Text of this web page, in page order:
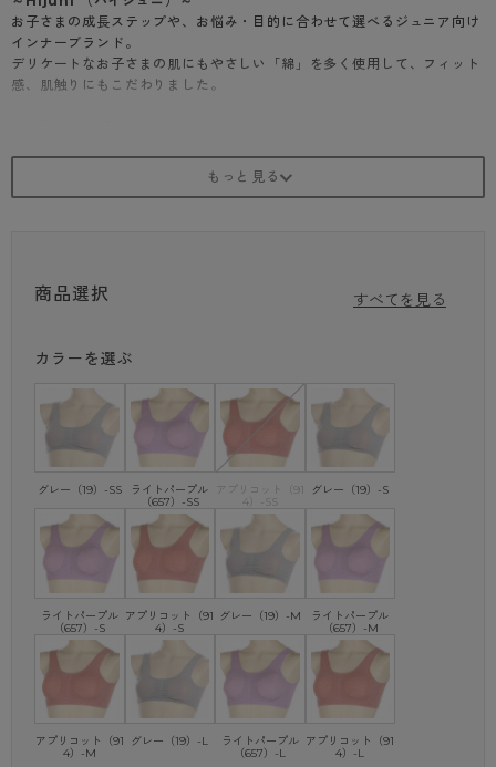
お子さまの成長ステップや、お悩み・目的に合わせて選べるジュニア向け
インナーブランド。
デリケートなお子さまの肌にもやさしい「綿」を多く使用して、フィット
感、肌触りにもこだわりました。
実は「白」のインナーは透けやすい！
できるだけ肌の色に近く血色感のある色みや、肌よりも若干暗いベージュ
が、肌より明るい白は肌との境目がはっきり見えて目立ってしまいます。
エローベース）、青みよりの肌（ブルーベース）問わず透けにくいカラー
を追求しました。
さらに、その中からジュニア世代が抵抗なく着やすいかわいいカラーを採
【POINT.2】“凸凹が目立ちにくい”こだわりのカタチ
レースや飾りが付いていたり背中側にホックがあると、そこが凸凹してイ
ンナーの存在感を主張してしまいます。
ハイジュニのブラは背中側にホックがない「かぶりタイプ」で、さらに熱
圧着で仕上げているため段差が目立ちにくい仕様です。
【POINT.3】素材・着心地へのこだわり
少しずつバストがふくらみはじめる時期は、バストトップが擦れると痛み
を感じることがあります。
ハイジュニは肌あたりがやさしく、汗をしっかり吸収してくれる綿混素材
を使用しています。
さらに、パッドのカーブをゆるく設計することで、ふくらみはじめたバス
トにやさしくフィットしてぶかぶかしにくいです。
商品選択 すべてを見る
カラーを選ぶ
グレー（19）-SS
ライトパープル
（657）-SS
アプリコット（91
4）-SS
グレー（19）-S
ライトパープル
（657）-S
アプリコット（91
4）-S
グレー（19）-M
ライトパープル
（657）-M
アプリコット（91
4）-M
グレー（19）-L
ライトパープル
（657）-L
アプリコット（91
4）-L